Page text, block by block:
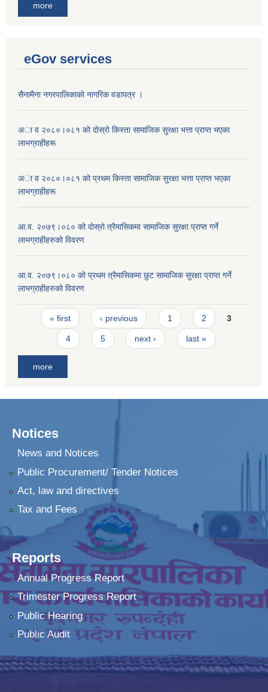
more
eGov services
सैनामैना नगरपालिकाकाे नागरिक वडापत्र ।
अा व २०८०।०८१ काे दाेस्राे किस्ता सामाजिक सुरक्षा भत्ता प्राप्त भएका
लाभग्राहीहरू
अा व २०८०।०८१ काे प्रथम किस्ता सामाजिक सुरक्षा भत्ता प्राप्त भएका
लाभग्राहीहरू
आ.व. २०७९।०८० को दाेस्राे त्रैमासिकमा सामाजिक सुरक्षा प्राप्त गर्ने
लाभग्राहीहरुको विवरण
आ.व. २०७९।०८० को प्रथम त्रैमासिकमा छुट सामाजिक सुरक्षा प्राप्त गर्ने
लाभग्राहीहरुको विवरण
Pages
« first ‹ previous 1 2 3
4 5 next › last »
more
Notices
News and Notices
Public Procurement/ Tender Notices
Act, law and directives
Tax and Fees
Reports
Annual Progress Report
Trimester Progress Report
Public Hearing
Public Audit